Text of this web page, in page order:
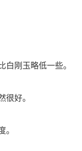
刚玉略低一些。
好。